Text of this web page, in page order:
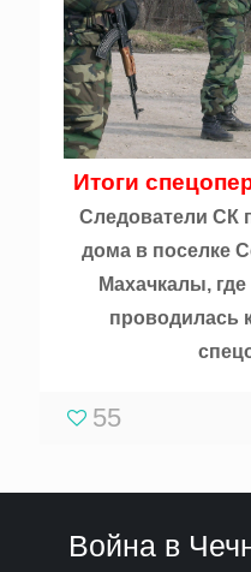
Итоги
Следователи СК
дома в поселке
Махачкалы,
проводилась
55
Война в